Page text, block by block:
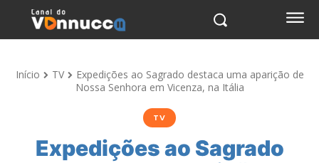
Início TV
Expedições ao Sagrado destaca uma aparição de
Nossa Senhora em Vicenza, na Itália
TV
Expedições ao Sagrado